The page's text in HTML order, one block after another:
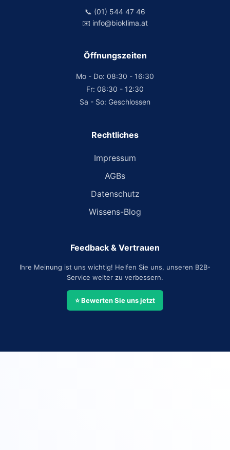
📞 (01) 544 47 46
✉️ info@bioklima.at
Öffnungszeiten
Mo - Do: 08:30 - 16:30
Fr: 08:30 - 12:30
Sa - So: Geschlossen
Rechtliches
Impressum
AGBs
Datenschutz
Wissens-Blog
Feedback & Vertrauen
Ihre Meinung ist uns wichtig! Helfen Sie uns, unseren B2B-
Service weiter zu verbessern.
⭐ Bewerten Sie uns jetzt